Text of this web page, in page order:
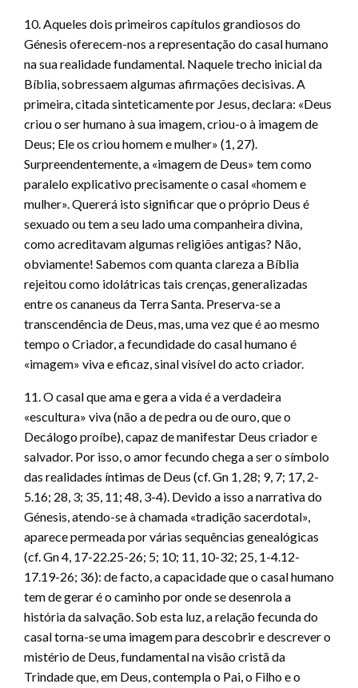
10. Aqueles dois primeiros capítulos grandiosos do
Génesis oferecem-nos a representação do casal humano
na sua realidade fundamental. Naquele trecho inicial da
Bíblia, sobressaem algumas afirmações decisivas. A
primeira, citada sinteticamente por Jesus, declara: «Deus
criou o ser humano à sua imagem, criou-o à imagem de
Deus; Ele os criou homem e mulher» (1, 27).
Surpreendentemente, a «imagem de Deus» tem como
paralelo explicativo precisamente o casal «homem e
mulher». Quererá isto significar que o próprio Deus é
sexuado ou tem a seu lado uma companheira divina,
como acreditavam algumas religiões antigas? Não,
obviamente! Sabemos com quanta clareza a Bíblia
rejeitou como idolátricas tais crenças, generalizadas
entre os cananeus da Terra Santa. Preserva-se a
transcendência de Deus, mas, uma vez que é ao mesmo
tempo o Criador, a fecundidade do casal humano é
«imagem» viva e eficaz, sinal visível do acto criador.
11. O casal que ama e gera a vida é a verdadeira
«escultura» viva (não a de pedra ou de ouro, que o
Decálogo proíbe), capaz de manifestar Deus criador e
salvador. Por isso, o amor fecundo chega a ser o símbolo
das realidades íntimas de Deus (cf. Gn 1, 28; 9, 7; 17, 2-
5.16; 28, 3; 35, 11; 48, 3-4). Devido a isso a narrativa do
Génesis, atendo-se à chamada «tradição sacerdotal»,
aparece permeada por várias sequências genealógicas
(cf. Gn 4, 17-22.25-26; 5; 10; 11, 10-32; 25, 1-4.12-
17.19-26; 36): de facto, a capacidade que o casal humano
tem de gerar é o caminho por onde se desenrola a
história da salvação. Sob esta luz, a relação fecunda do
casal torna-se uma imagem para descobrir e descrever o
mistério de Deus, fundamental na visão cristã da
Trindade que, em Deus, contempla o Pai, o Filho e o